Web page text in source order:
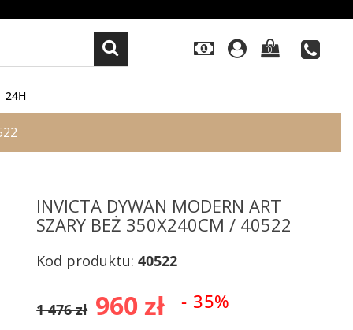
0
24H
INVICTA DYWAN MODERN ART
SZARY BEŻ 350X240CM / 40522
Kod produktu:40522
960 zł - 35%
1 476 zł